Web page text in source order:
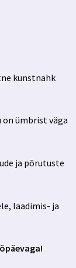
kunstnahk
ümbrist väga
ja põrutuste
laadimis- ja